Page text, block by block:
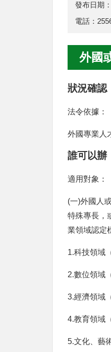
發布日期：
電話：
外國
狀況確認
法令依據：
外國專業人
誰可以辦
適用對象：
(一)外國人
特殊專長，
業領域認定
1.科技領域
2.數位領域
3.經濟領域
4.教育領域
5.文化、藝